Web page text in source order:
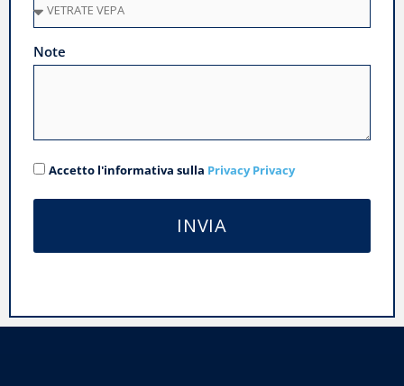
Note
Accetto l'informativa sulla Privacy Privacy
INVIA